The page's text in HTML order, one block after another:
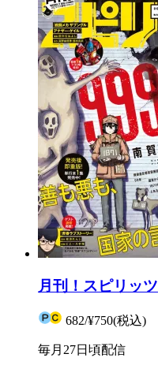
月刊！スピリッツ
682/¥750(税込)
毎月27日頃配信